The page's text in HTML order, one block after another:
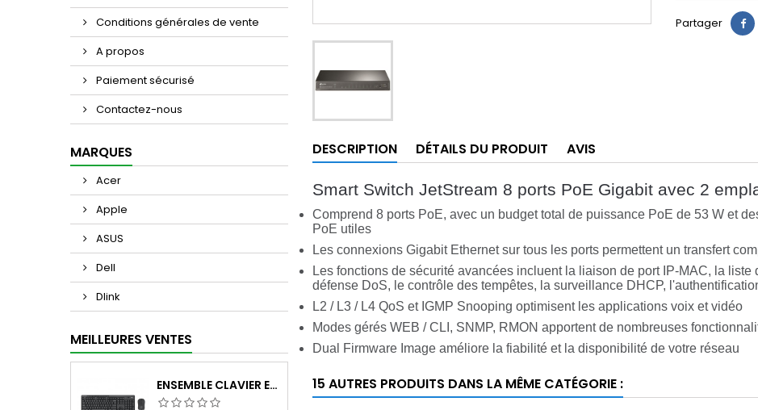
Conditions générales de vente
A propos
Paiement sécurisé
Contactez-nous
MARQUES
Acer
Apple
ASUS
Dell
Dlink
MEILLEURES VENTES
ENSEMBLE CLAVIER ET SOURIS SANS FIL LOGITECH MK295 SILENT
Partager
DESCRIPTION DÉTAILS DU PRODUIT AVIS
Smart Switch JetStream 8 ports PoE Gigabit avec 2
Comprend 8 ports PoE, avec un budget total de puissance PoE de 53 W et
PoE utiles
Les connexions Gigabit Ethernet sur tous les ports permettent un transfert
Les fonctions de sécurité avancées incluent la liaison de port IP-MAC, la
défense DoS, le contrôle des tempêtes, la surveillance DHCP,
L2 / L3 / L4 QoS et IGMP Snooping optimisent les applications voix et vidéo
Modes gérés WEB / CLI, SNMP, RMON apportent de nombreuses
Dual Firmware Image améliore la fiabilité et la disponibilité de votre réseau
15 AUTRES PRODUITS DANS LA MÊME CATÉGORIE :